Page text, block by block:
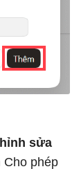
sửa
Cho phép